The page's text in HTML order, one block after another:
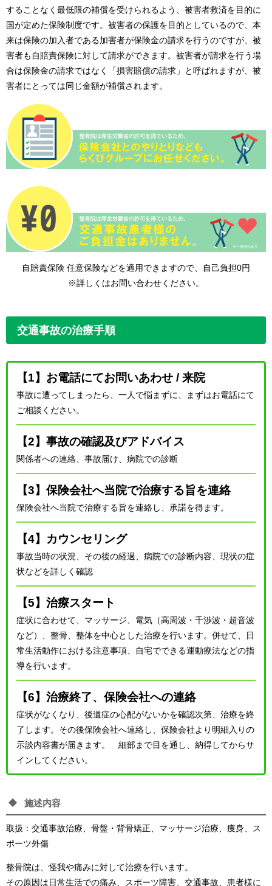
することなく最低限の補償を受けられるよう、被害者救済を目的に
国が定めた保険制度です。被害者の保護を目的としているので、本
来は保険の加入者である加害者が保険金の請求を行うのですが、被
害者も自賠責保険に対して請求ができます。被害者が請求を行う場
合は保険金の請求ではなく「損害賠償の請求」と呼ばれますが、被
害者にとっては同じ金額が補償されます。
自賠責保険 任意保険などを適用できますので、自己負担0円
※詳しくはお問い合わせください。
交通事故の治療手順
【1】お電話にてお問いあわせ / 来院
事故に遭ってしまったら、一人で悩まずに、まずはお電話にて
ご相談ください。
【2】事故の確認及びアドバイス
関係者への連絡、事故届け、病院での診断
【3】保険会社へ当院で治療する旨を連絡
保険会社へ当院で治療する旨を連絡し、承諾を得ます。
【4】カウンセリング
事故当時の状況、その後の経過、病院での診断内容、現状の症
状などを詳しく確認
【5】治療スタート
症状に合わせて、マッサージ、電気（高周波・千渉波・超音波
など）、整骨、整体を中心とした治療を行います。併せて、日
常生活動作における注意事項、自宅でできる運動療法などの指
導を行います。
【6】治療終了、保険会社への連絡
症状がなくなり、後遺症の心配がないかを確認次第、治療を終
了します。その後保険会社へ連絡し、保険会社より明細入りの
示談内容書が届きます。 細部まで目を通し、納得してからサ
インしてください。
施述内容
取扱：交通事故治療、骨盤・背骨矯正、マッサージ治療、痩身、ス
ポーツ外傷
整骨院は、怪我や痛みに対して治療を行います。
その原因は日常生活での痛み、スポーツ障害、交通事故、患者様に